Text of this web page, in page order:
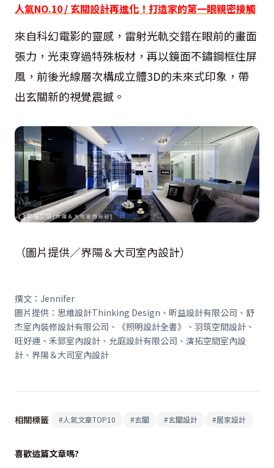
人氣NO.10 / 玄關設計再進化！打造家的第一眼親密接觸
來自科幻電影的靈感，雷射光軌交錯在眼前的畫面
張力，光束穿過特殊板材，再以鏡面不鏽鋼框住屏
風，前後光線層次構成立體3D的未來式印象，帶
出玄關新的視覺震撼。
（圖片提供／界陽＆大司室內設計）
撰文：Jennifer
圖片提供：思維設計Thinking Design、昕益設計有限公司、舒
杰室內裝修設計有限公司、《照明設計全書》、羽筑空間設計、
旺好運、禾郅室內設計、允庭設計有限公司、演拓空間室內設
計、界陽＆大司室內設計
相關標籤 #人氣文章TOP10 #玄關 #玄關設計 #居家設計
喜歡這篇文章嗎?